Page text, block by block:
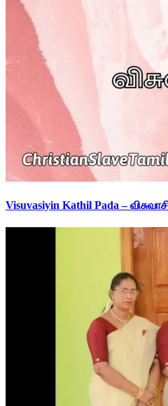
Visuvasiyin Kathil Pada –